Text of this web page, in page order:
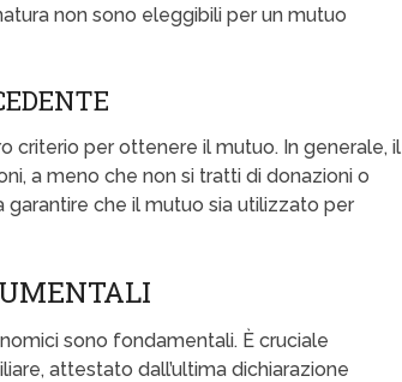
non sono eleggibili per un mutuo
criterio per ottenere il mutuo. In generale, il
a meno che non si tratti di donazioni o
garantire che il mutuo sia utilizzato per
sono fondamentali. È cruciale
attestato dall’ultima dichiarazione